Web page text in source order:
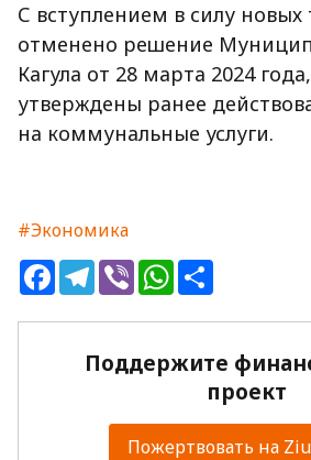
С вступлением в силу новых
отменено решение
Кагула от 28 марта 2024
утверждены ранее
на коммунальные услуги.
#Экономика
FacebookTelegram
ViberWhatsApp
Поддержите
проект
Пожертвовать на